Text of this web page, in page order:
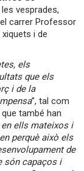
vesprades,
carrer Professor
i de
els
que els
i de la
”, tal com
també han
ells mateixos i
perquè això els
de
són capaços i